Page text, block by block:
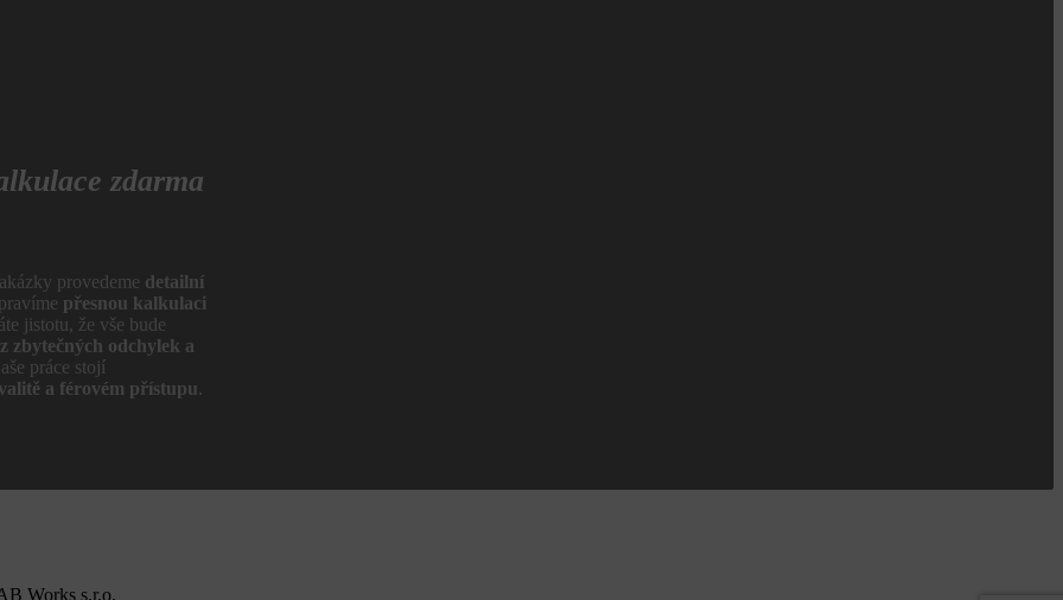
zdarma
provedeme detailní
přesnou kalkulaci
jistotu, že vše bude
zbytečných odchylek a
práce stojí
a férovém přístupu.
Works s.r.o.